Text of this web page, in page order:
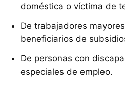
doméstica o víctima de
De trabajadores
beneficiarios de
De personas con
especiales de empleo.